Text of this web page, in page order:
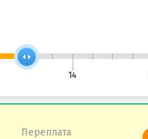
14
Переплата